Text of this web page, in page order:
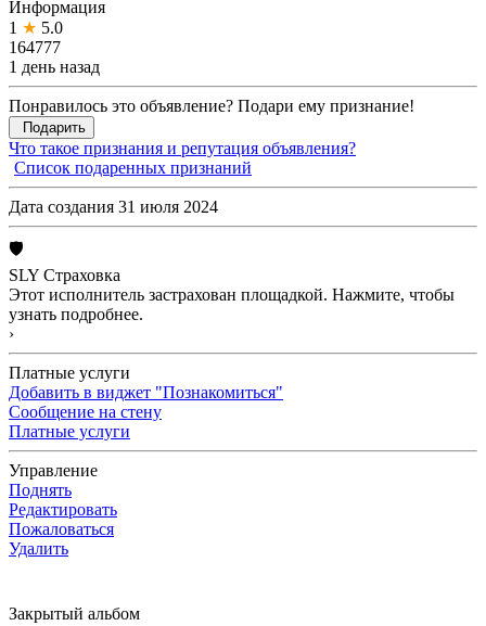
Информация
1 ★ 5.0
164777
1 день назад
Понравилось это объявление? Подари ему признание!
Подарить
Что такое признания и репутация объявления?
Список подаренных признаний
Дата создания 31 июля 2024
🛡
SLY Страховка
Этот исполнитель застрахован площадкой. Нажмите, чтобы
узнать подробнее.
›
Платные услуги
Добавить в виджет "Познакомиться"
Сообщение на стену
Платные услуги
Управление
Поднять
Редактировать
Пожаловаться
Удалить
Закрытый альбом